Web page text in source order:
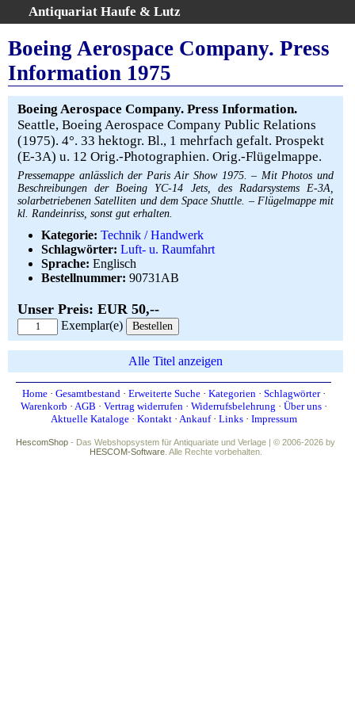
Antiquariat Haufe & Lutz
Home
Gesamtbestand
Erweiterte Suche
Kategorien
Schlagwörter
Warenkorb
AGB
Widerruf
Über uns
Aktuelle Kataloge
Kontakt
Links
Impressum
Boeing Aerospace Company. Press
Information 1975
Boeing Aerospace Company. Press Information.
Seattle, Boeing Aerospace Company Public Relations
(1975). 4°. 33 hektogr. Bl., 1 mehrfach gefalt. Prospekt
(E-3A) u. 12 Orig.-Photographien. Orig.-Flügelmappe.
Pressemappe anlässlich der Paris Air Show 1975. – Mit Photos und
Beschreibungen der Boeing YC-14 Jets, des Radarsystems E-3A,
solarbetriebenen Satelliten und dem Space Shuttle. – Flügelmappe mit
kl. Randeinriss, sonst gut erhalten.
Kategorie: Technik / Handwerk
Schlagwörter: Luft- u. Raumfahrt
Sprache: Englisch
Bestellnummer: 90731AB
Unser Preis: EUR 50,--
Exemplar(e)
Alle Titel anzeigen
Home· Gesamtbestand· Erweiterte Suche· Kategorien· Schlagwörter·
Warenkorb · AGB · Vertrag widerrufen· Widerrufsbelehrung · Über uns·
Aktuelle Kataloge· Kontakt· Ankauf· Links· Impressum
HescomShop - Das Webshopsystem für Antiquariate und Verlage | © 2006-2026 by
HESCOM-Software. Alle Rechte vorbehalten.